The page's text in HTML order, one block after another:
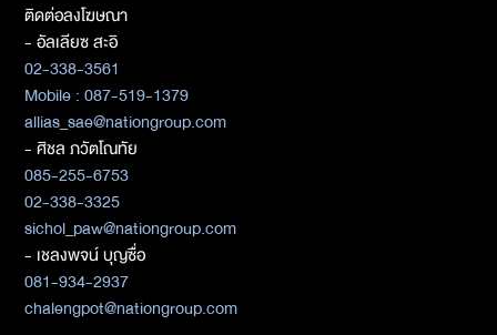
ติดต่อลงโฆษณา
- อัลเลียซ สะอิ
02-338-3561
Mobile : 087-519-1379
allias_sae@nationgroup.com
- ศิชล ภวัตโณทัย
085-255-6753
02-338-3325
sichol_paw@nationgroup.com
- เชลงพจน์ บุญซื่อ
081-934-2937
chalengpot@nationgroup.com